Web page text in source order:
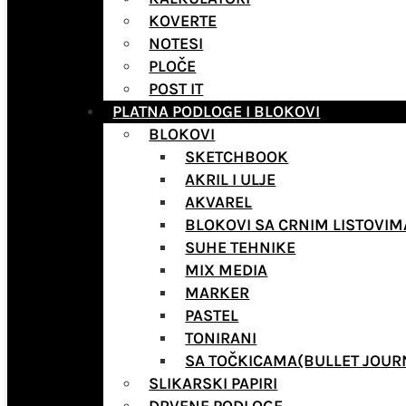
KOVERTE
NOTESI
PLOČE
POST IT
PLATNA PODLOGE I BLOKOVI
BLOKOVI
SKETCHBOOK
AKRIL I ULJE
AKVAREL
BLOKOVI SA CRNIM
SUHE TEHNIKE
MIX MEDIA
MARKER
PASTEL
TONIRANI
SA TOČKICAMA(BULLET
SLIKARSKI PAPIRI